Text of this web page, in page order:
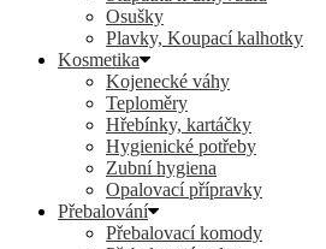
Osušky
Plavky, Koupací kalhotky
Kosmetika
Kojenecké váhy
Teploměry
Hřebínky, kartáčky
Hygienické potřeby
Zubní hygiena
Opalovací přípravky
Přebalování
Přebalovací komody